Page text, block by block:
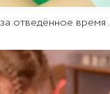
отведённое время .